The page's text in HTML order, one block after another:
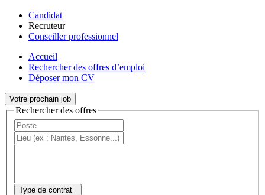
Candidat
Recruteur
Conseiller professionnel
Accueil
Rechercher des offres d’emploi
Déposer mon CV
Votre prochain job
Rechercher des offres
Type de contrat